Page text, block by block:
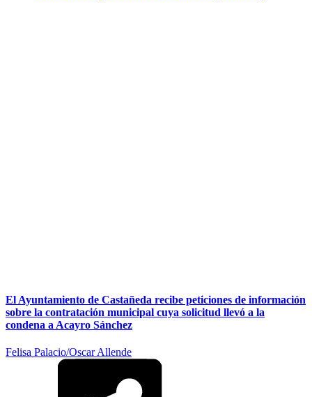
El Ayuntamiento de Castañeda recibe peticiones de información
sobre la contratación municipal cuya solicitud llevó a la
condena a Acayro Sánchez
Felisa Palacio/Oscar Allende